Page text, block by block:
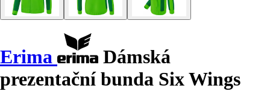
Erima
Dámská
prezentační bunda Six Wings